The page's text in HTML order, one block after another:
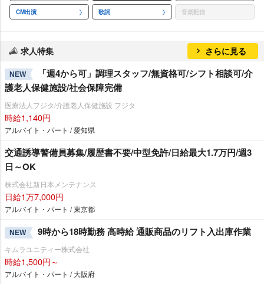
CM出演 歌詞 音楽配信
求人特集 さらに見る
NEW
「週4から可」調理スタッフ/無資格可/シフト相談可/介
護老人保健施設/社会保障完備
医療法人フジタ/介護老人保健施設 フジタ
時給1,140円
アルバイト・パート / 愛知県
交通誘導警備員募集/履歴書不要/中型免許/日給最大1.7万円/週3
日～OK
株式会社新日本メンテナンス
日給1万7,000円
アルバイト・パート / 東京都
NEW 9時から18時勤務 高時給 通販商品のリフト入出庫作業
キムラユニティー株式会社
時給1,500円～
アルバイト・パート / 大阪府